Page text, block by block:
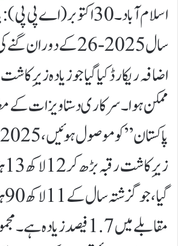
اسلام آباد۔30اکتوبر (اے
سال 2025-26 کے دوران
اضافہ ریکارڈ کیا گیا جو زیادہ زیرِ
ممکن ہوا۔سرکاری دستاویزات کے
مقابلے میں 1.7 فیصد